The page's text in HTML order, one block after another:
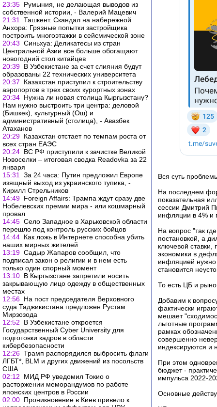
23:35 Румыния, не делающая выводов из
собственной истории, - Валерий Мацевич
21:31
Ташкент. Скандал на набережной
Анхора: Грязные попытки застройщика
построить многоэтажки в сейсмической зоне
20:43 Синьхуа: Деликатесы из стран
Центральной Азии все больше обогащают
новогодний стол китайцев
20:39 В Узбекистане за счет слияния будут
образованы 22 технических университета
20:37
Казахстан приступил к строительству
аэропортов в трех своих курортных зонах
20:34 Нужна ли новая столица Кыргызстану?
Нам нужно выстроить три центра: деловой
(Бишкек), культурный (Ош) и
административный (столица), - Авазбек
Атаханов
20:29 Казахстан отстает по темпам роста от
всех стран ЕАЭС
20:24 ВС РФ приступили к зачистке Великой
Новоселки – итоговая сводка Readovka за 22
января
15:31
За 24 часа: Путин предложил Европе
изящный выход из украинского тупика, -
Кирилл Стрельников
14:49 Foreign Affairs: Трампа ждут сразу две
Нобелевских премии мира - или кошмарный
провал
14:45 Село Западное в Харьковской области
перешло под контроль русских бойцов
14:44 Как ложь в Интернете способна убить
наших мирных жителей
13:19 Садыр Жапаров сообщил, что
подписал закон о религии и в нем есть
только один спорный момент
13:10 В Кыргызстане запретили носить
закрывающую лицо одежду в общественных
местах
12:56 На пост председателя Верховного
суда Таджикистана предложен Рустам
Мирзозода
12:52
В Узбекистане откроется
Государственный Cyber University для
подготовки кадров в области
кибербезопасности
12:26 Трамп распорядился выбросить флаги
ЛГБТ*, BLM и других движений из посольств
США
02:12
МИД РФ уведомил Токио о
расторжении меморандумов по работе
японских центров в России
02:00 Проникновение в Киев привело к
Вся суть
На последнем
показательная
сессии Дмитрий
инфляции в 4% и
На вопрос "так
постановкой, а
ключевой
экономики в
инфляцией нужно
становится
То есть ЦБ и
Добавим к
фактически
мешает
льготные
рамках
совершенно
индексируются и
При этом
бюджет -
импульса 2022-
Основные